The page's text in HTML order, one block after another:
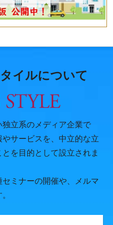
イルについて
立系のメディア企業で
サービスを、中立的な立
を目的として設立されま
ミナーの開催や、メルマ